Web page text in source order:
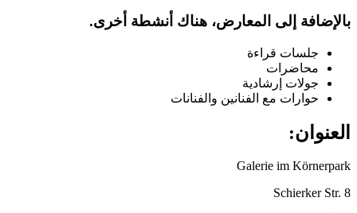
بالإضافة إلى المعارض، هناك أنشطة أخرى.
جلسات قراءة
محاضرات
جولات إرشادية
حوارات مع الفنانين والفنانات
العنوان:
Galerie im Körnerpark
Schierker Str. 8